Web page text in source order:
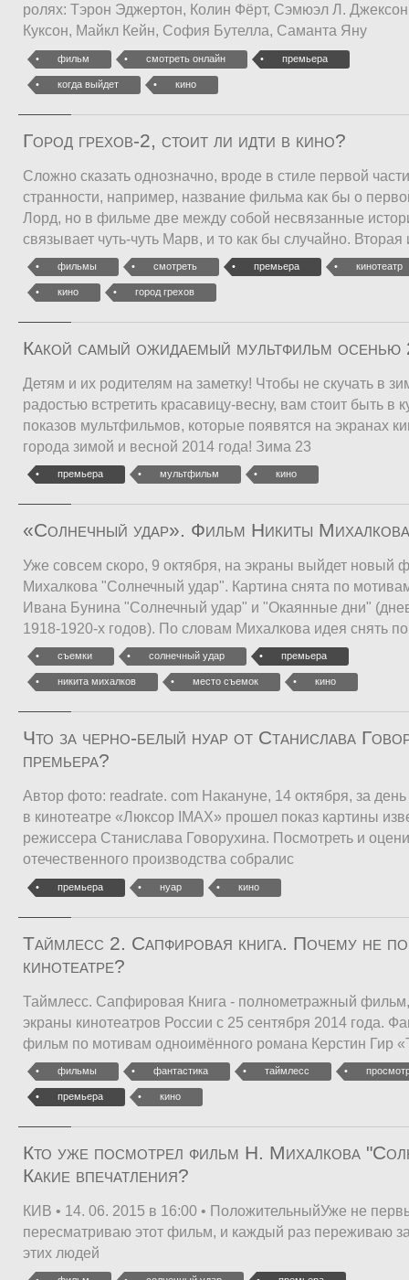
ролях: Тэрон Эджертон, Колин Фёрт, Сэмюэл Л.
Куксон, Майкл Кейн, София Бутелла, Саманта Яну
фильм смотреть онлайн премьера
когда выйдет кино
Город грехов-2, стоит ли идти в кино?
Сложно сказать однозначно, вроде в стиле первой
странности, например, название фильма как бы о
Лорд, но в фильме две между собой несвязанные
связывает чуть-чуть Марв, и то как бы случайно. Вторая
фильмы смотреть премьера кинотеатр
кино город грехов
Какой самый ожидаемый мультфильм осенью
Детям и их родителям на заметку! Чтобы не скучать в
радостью встретить красавицу-весну, вам стоит быть в
показов мультфильмов, которые появятся на экранах
города зимой и весной 2014 года! Зима 23
премьера мультфильм кино
«Солнечный удар». Фильм Никиты
Уже совсем скоро, 9 октября, на экраны выйдет новый
Михалкова "Солнечный удар". Картина снята по
Ивана Бунина "Солнечный удар" и "Окаянные дни"
1918-1920-х годов). По словам Михалкова идея снять по
съемки солнечный удар премьера
никита михалков место съемок кино
Что за черно-белый нуар от Станислава
премьера?
Автор фото: readrate. com Накануне, 14 октября, за
в кинотеатре «Люксор IMAX» прошел показ картины
режиссера Станислава Говорухина. Посмотреть и
отечественного производства собралис
премьера нуар кино
Таймлесс 2. Сапфировая книга. Почему не
кинотеатре?
Таймлесс. Сапфировая Книга - полнометражный
экраны кинотеатров России с 25 сентября 2014 года.
фильм по мотивам одноимённого романа Керстин Гир
фильмы фантастика таймлесс
премьера кино
Кто уже посмотрел фильм Н. Михалкова
Какие впечатления?
КИВ • 14. 06. 2015 в 16:00 • ПоложительныйУже не
пересматриваю этот фильм, и каждый раз переживаю
этих людей